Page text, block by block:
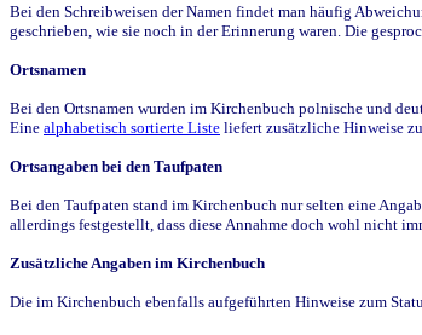
Bei den Schreibweisen der Namen findet man häufig
geschrieben, wie sie noch in der Erinnerung waren. Die
Ortsnamen
Bei den Ortsnamen wurden im Kirchenbuch polnische und
Eine alphabetisch sortierte Liste liefert zusätzliche Hinweise
Ortsangaben bei den Taufpaten
Bei den Taufpaten stand im Kirchenbuch nur selten eine
allerdings festgestellt, dass diese Annahme doch wohl nicht
Zusätzliche Angaben im Kirchenbuch
Die im Kirchenbuch ebenfalls aufgeführten Hinweise zum